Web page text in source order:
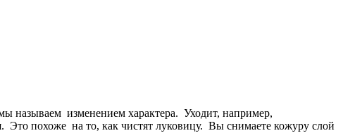
называем изменением характера. Уходит, например,
Это похоже на то, как чистят луковицу. Вы снимаете кожуру слой